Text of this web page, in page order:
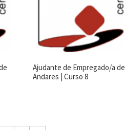
Ajudante de Empregado/a de
Andares | Curso 8